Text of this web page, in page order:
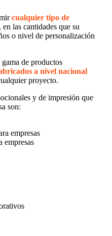
cualquier tipo de
las cantidades que su
o nivel de personalización
de productos
a nivel nacional
proyecto.
y de impresión que
son:
empresas
empresas